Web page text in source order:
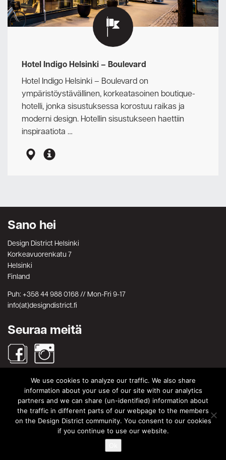
Hotel Indigo Helsinki – Boulevard
Hotel Indigo Helsinki – Boulevard on
ympäristöystävällinen, korkeatasoinen boutique-
hotelli, jonka sisustuksessa korostuu raikas ja
moderni design. Hotellin sisustukseen haettiin
inspiraatiota …
Sano hei
Design District Helsinki
Korkeavuorenkatu 7
Helsinki
Finland
Puh: +358 44 988 0168 // Mon-Fri 9-17
info(at)designdistrict.fi
Seuraa meitä
Haku
Search
for:
Search
© Design District Helsinki 2026. Crafted byPixels
We use cookies to analyze our traffic. We also share
information about your use of our site with our analytics
partners and we can share (un-identified) information about
the traffic in different parts of our webpage to the members
on the Design District community. You consent to our cookies
if you continue to use our website.